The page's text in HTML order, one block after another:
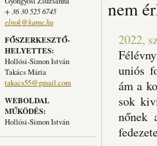
+ 36 30 525 6745
elnok@kame.hu
FŐSZERKESZTŐ-
HELYETTES:
Hollósi-Simon István
Takács Mária
takacs55@gmail.com
WEBOLDAL
MŰKÖDÉS:
Hollósi-Simon István
nem
2022,
uniós
ám a
sok
nőnek